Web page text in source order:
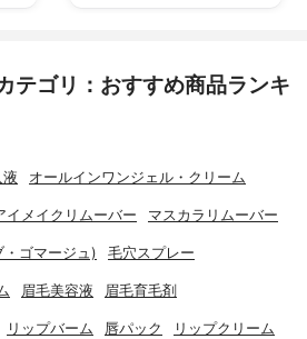
テゴリ：おすすめ商品ランキ
液 オールインワンジェル・クリーム
イメイクリムーバー マスカラリムーバー
・ゴマージュ) 毛穴スプレー
眉毛美容液 眉毛育毛剤
リップバーム 唇パック リップクリーム